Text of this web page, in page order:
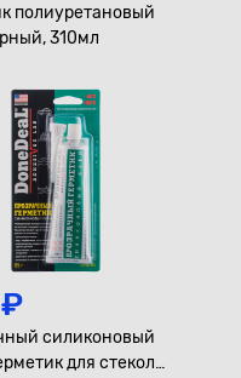
полиуретановый
310мл
силиконовый
для стекол